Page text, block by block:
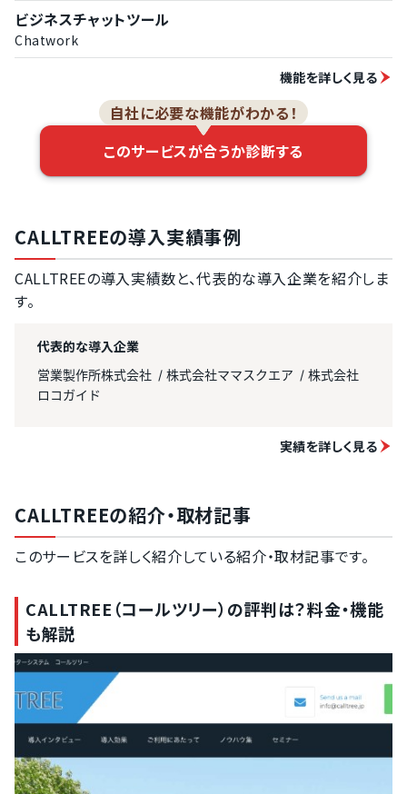
ビジネスチャットツール
Chatwork
機能を詳しく見る
自社に必要な機能がわかる！
このサービスが合うか診断する
CALLTREEの導入実績事例
CALLTREEの導入実績数と、代表的な導入企業を紹介しま
す。
代表的な導入企業
営業製作所株式会社 株式会社ママスクエア
株式会社
ロコガイド
実績を詳しく見る
CALLTREEの紹介・取材記事
このサービスを詳しく紹介している紹介・取材記事です。
CALLTREE（コールツリー）の評判は？料金・機能
も解説